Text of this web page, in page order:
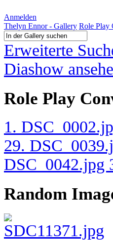
Anmelden
Thelyn Ennor - Gallery Role Play
Erweiterte
Diashow
Role Play
1.
29.
DSC_0042.jpg
Random